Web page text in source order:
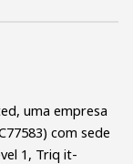
uma empresa
com sede
1, Triq it-